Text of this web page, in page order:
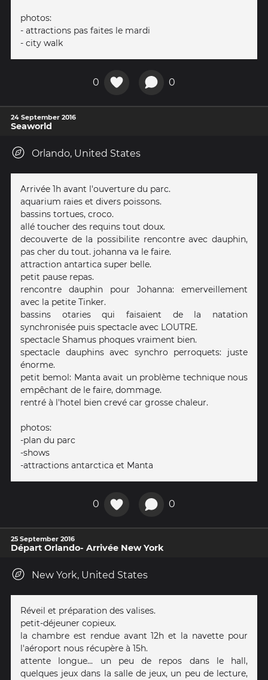
photos:
- attractions pas faites le mardi
- city walk
0 0
24 September 2016
Seaworld
Orlando, United States
Arrivée 1h avant l'ouverture du parc.
aquarium raies et divers poissons.
bassins tortues, croco.
allé toucher des requins tout doux.
decouverte de la possibilite rencontre avec dauphin,
pas cher du tout. johanna va le faire.
attraction antartica super belle.
petit pause repas.
rencontre dauphin pour Johanna: emerveillement
avec la petite Tinker.
bassins otaries qui faisaient de la natation
synchronisée puis spectacle avec LOUTRE.
spectacle Shamus phoques vraiment bien.
spectacle dauphins avec synchro perroquets: juste
énorme.
petit bemol: Manta avait un problème technique nous
empêchant de le faire, dommage.
rentré à l'hotel bien crevé car grosse chaleur.
photos:
-plan du parc
-shows
-attractions antarctica et Manta
0 0
25 September 2016
Départ Orlando- Arrivée New York
New York, United States
Réveil et préparation des valises.
petit-déjeuner copieux.
la chambre est rendue avant 12h et la navette pour
l'aéroport nous récupère à 15h.
attente longue... un peu de repos dans le hall,
quelques jeux dans la salle de jeux, un peu de lecture,